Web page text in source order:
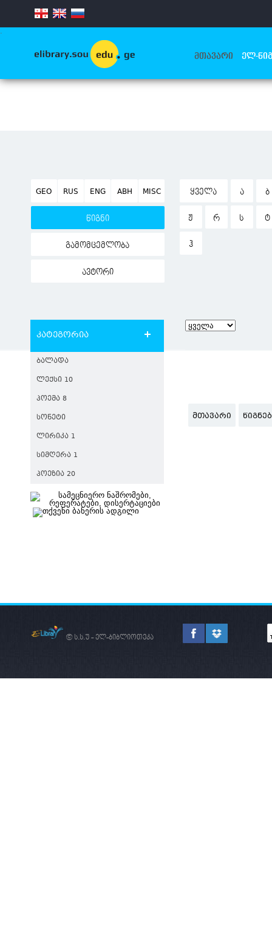
.
ᲛᲗᲐᲕᲐᲠᲘ ᲔᲚ-
GEO RUS ENG ABH MISC
წიგნი
გამომცემლობა
ავტორი
ᲧᲕᲔᲚᲐ Ა Ბ
Ჟ Რ Ს Ტ
Ჰ
კატეგორია
ᲑᲐᲚᲐᲓᲐ
ᲚᲔᲥᲡᲘ 10
ᲞᲝᲔᲛᲐ 8
ᲡᲝᲜᲔᲢᲘ
ᲚᲘᲠᲘᲙᲐ 1
ᲡᲘᲛᲦᲔᲠᲐ 1
ᲞᲝᲔᲖᲘᲐ 20
ᲛᲗᲐᲕᲐᲠᲘ
© ს.ს.უ - ელ-ბიბლიოთეკა